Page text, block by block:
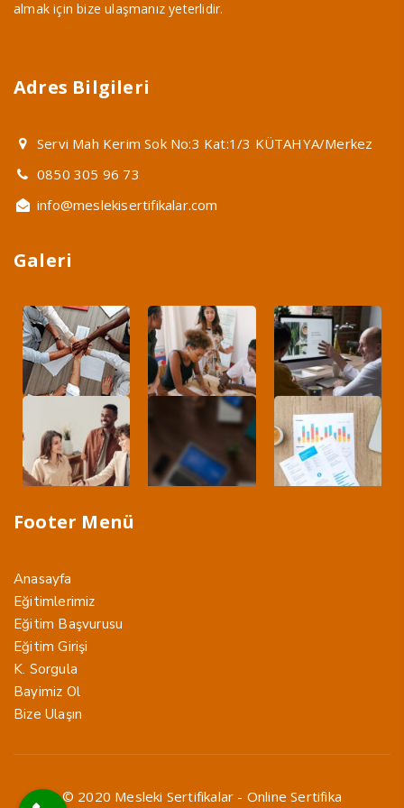
almak için bize ulaşmanız yeterlidir.
Adres Bilgileri
Servi Mah Kerim Sok No:3 Kat:1/3 KÜTAHYA/Merkez
0850 305 96 73
info@meslekisertifikalar.com
Galeri
Footer Menü
Anasayfa
Eğitimlerimiz
Eğitim Başvurusu
Eğitim Girişi
K. Sorgula
Bayimiz Ol
Bize Ulaşın
© 2020 Mesleki Sertifikalar - Online Sertifika